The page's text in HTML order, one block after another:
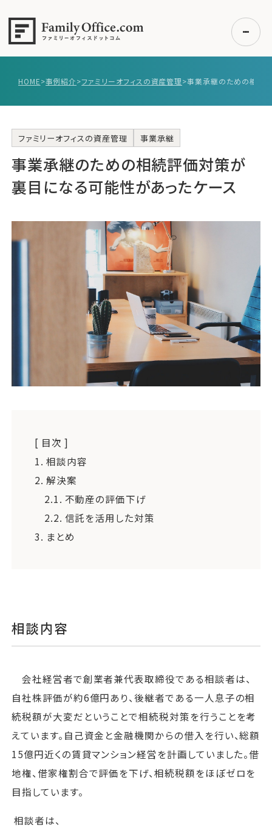
事例紹介
エキスパート一覧
無料講座
利用者の声
無料ご相談 ログイン
ファミリーオフィスとは
メールマガジン登録
よくある質問
HOME>事例紹介>ファミリーオフィスの資産管理>
ファミリーオフィスの資産管理 事業承継
事業承継のための相続評価対策が
裏目になる可能性があったケース
[ 目次 ]
1. 相談内容
2. 解決案
2.1. 不動産の評価下げ
2.2. 信託を活用した対策
3. まとめ
相談内容
会社経営者で創業者兼代表取締役である相談者は、
自社株評価が約6億円あり、後継者である一人息子の相
続税額が大変だということで相続税対策を行うことを考
えています。自己資金と金融機関からの借入を行い、総額
15億円近くの賃貸マンション経営を計画していました。借
地権、借家権割合で評価を下げ、相続税額をほぼゼロを
目指しています。
相談者は、